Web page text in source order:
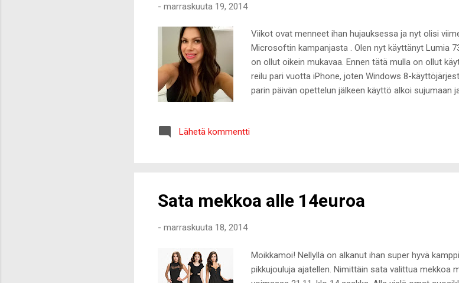
- marraskuuta 19, 2014
Viikot ovat menneet ihan hujauksessa ja nyt olisi
Microsoftin kampanjasta . Olen nyt käyttänyt Lumia
on ollut oikein mukavaa. Ennen tätä mulla on ollut
reilu pari vuotta iPhone, joten Windows 8-
parin päivän opettelun jälkeen käyttö alkoi sujumaan
käyttämisestä huolimatta ei edes illalla nukkumaan
Lähetä kommentti
Sata mekkoa alle 14euroa
- marraskuuta 18, 2014
Moikkamoi! Nellyllä on alkanut ihan super hyvä
pikkujouluja ajatellen. Nimittäin sata valittua mekkoa